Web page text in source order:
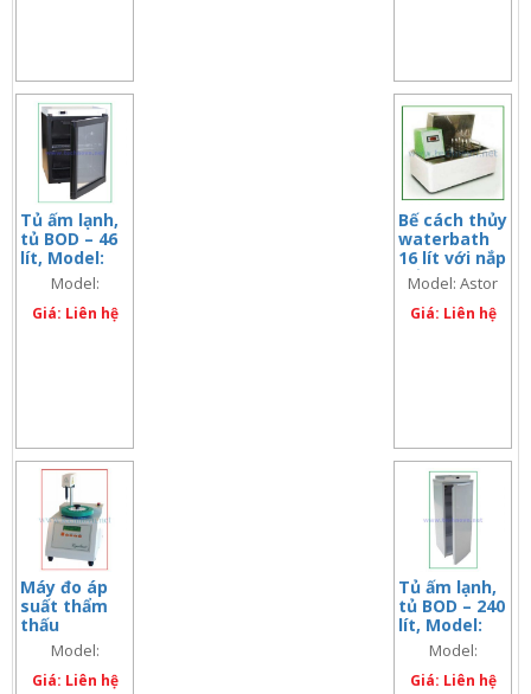
Tủ ấm lạnh,
tủ BOD – 46
lít, Model:
HotCold40
Model:
HotCold40
Giá: Liên hệ
Bế cách thủy
waterbath
16 lít với nắp
dốc, Model:
Astor 900/D
(code:
Model: Astor
900/D (code:
Giá: Liên hệ
Máy đo áp
suất thẩm
thấu
osmometer
tự động 20
mẫu, Model:
Model:
Cryobasic 20
Giá: Liên hệ
Tủ ấm lạnh,
tủ BOD – 240
lít, Model:
HotCold240
(code:
67256)
Model:
HotCold240
Giá: Liên hệ